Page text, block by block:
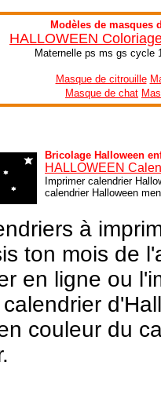
Modèles de masques
HALLOWEEN
Maternelle ps ms gs cycle
Masque de citrouille
Masque de chat
Bricolage Halloween
HALLOWEEN
Imprimer calendrier
calendrier Halloween
à
ton mois de
en ligne ou
couleur du